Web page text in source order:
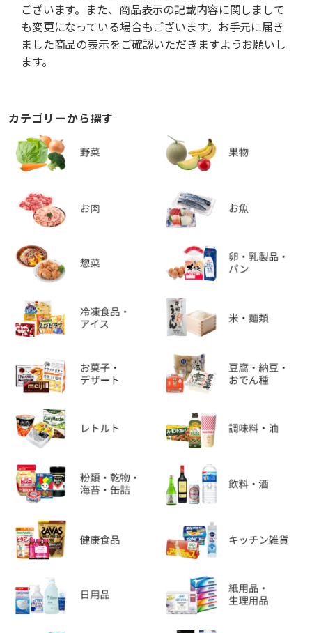
ございます。また、商品表示の記載内容に関しまして
も変更になっている場合もございます。お手元に届き
ました商品の表示をご確認いただきますようお願いし
ます。
カテゴリーから探す